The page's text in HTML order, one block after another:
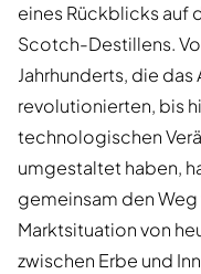
eines Rückblicks auf
Scotch-Destillens.
Jahrhunderts, die
revolutionierten, bis
technologischen
umgestaltet haben,
gemeinsam den
Marktsituation von
zwischen Erbe und